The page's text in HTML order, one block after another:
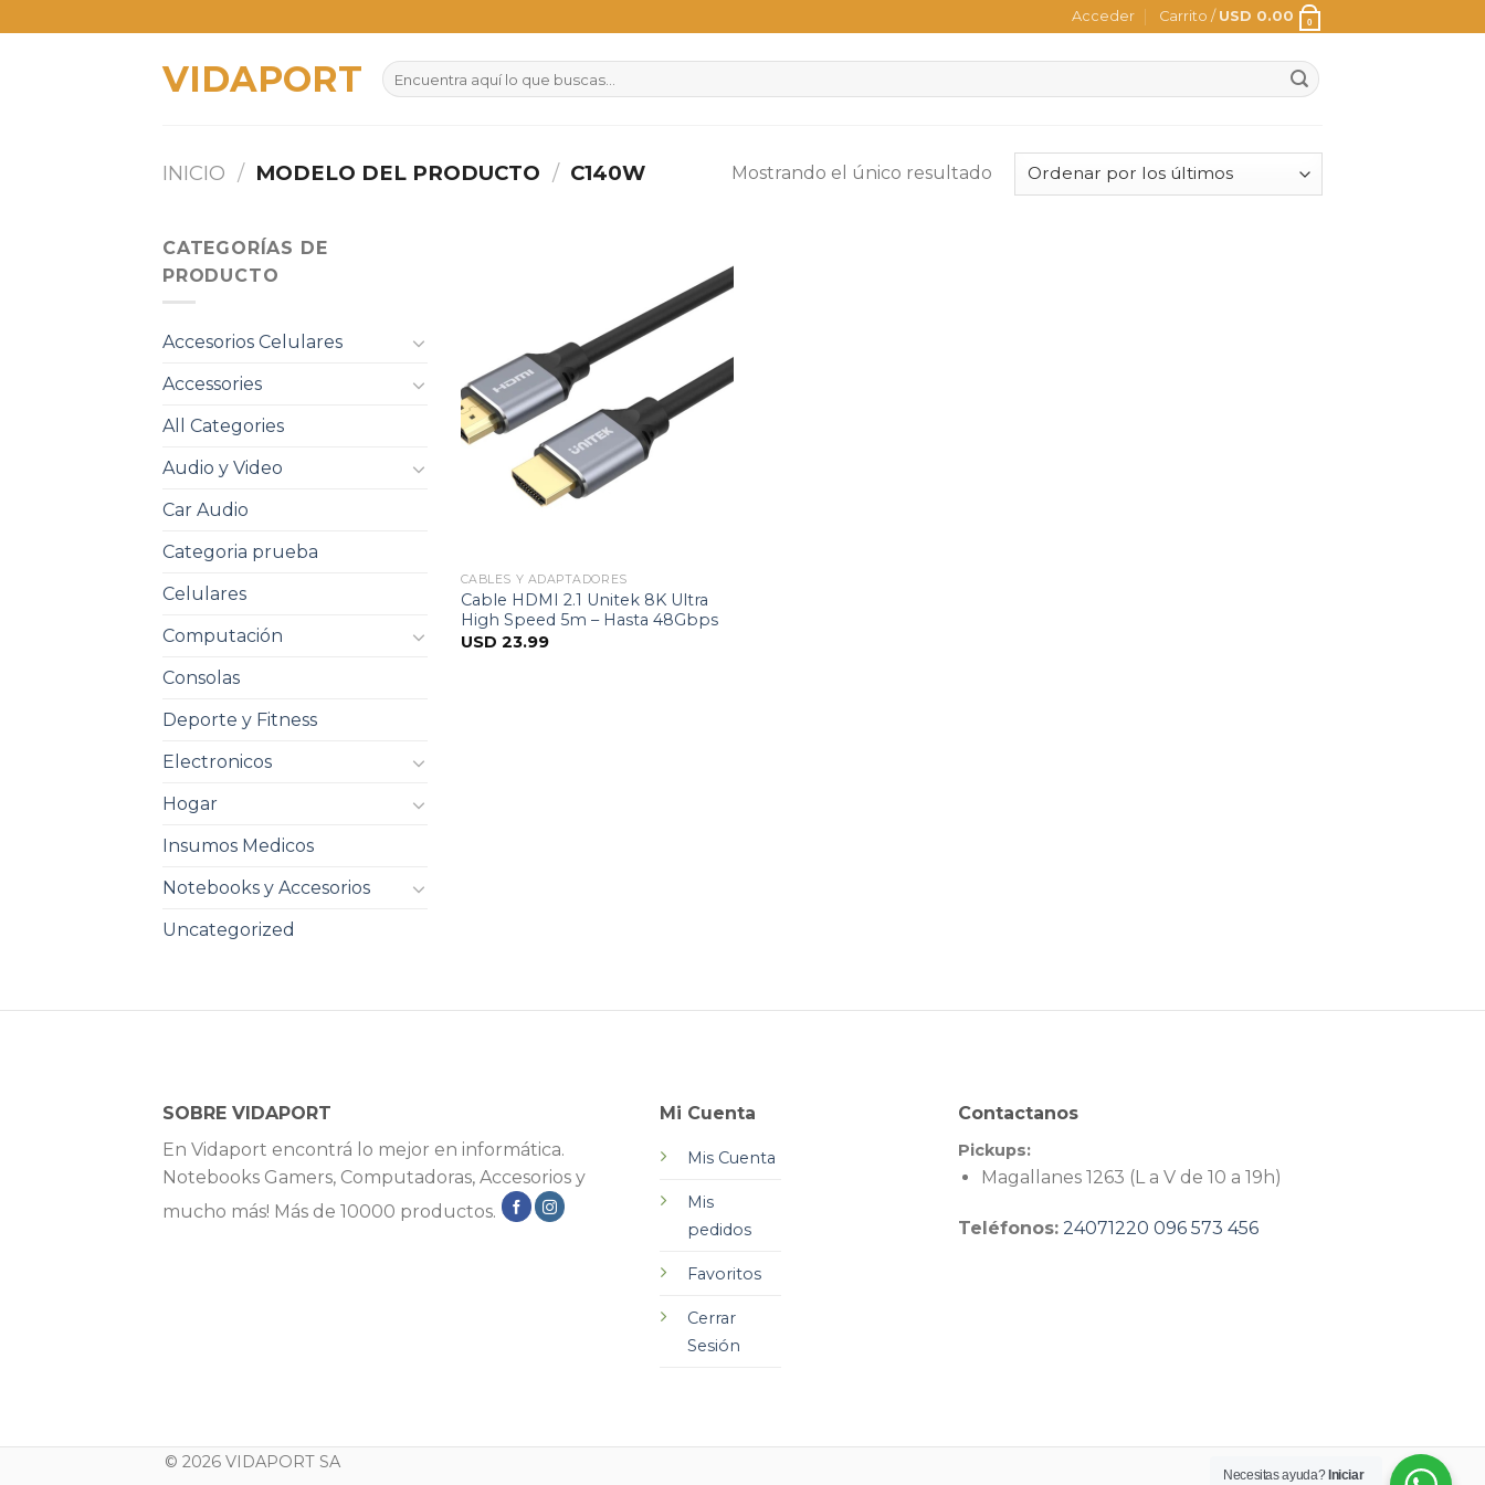
to
Acceder Carrito / USD 0.00 0
VIDAPORT
Buscar
por:
INICIO / MODELO DEL PRODUCTO / C140W Mostrando el único resultado
CATEGORÍAS DE
PRODUCTO
Accesorios Celulares
Accessories
All Categories
Audio y Video
Car Audio
Categoria prueba
Celulares
Computación
Consolas
Deporte y Fitness
Electronicos
Hogar
Insumos Medicos
Notebooks y Accesorios
Uncategorized
CABLES Y ADAPTADORES
Cable HDMI 2.1 Unitek 8K Ultra
High Speed 5m – Hasta 48Gbps
USD 23.99
SOBRE VIDAPORT
En Vidaport encontrá lo mejor en informática.
Notebooks Gamers, Computadoras, Accesorios y
mucho más! Más de 10000 productos.
Mi Cuenta
Mis Cuenta
Mis
pedidos
Favoritos
Cerrar
Sesión
Contactanos
Pickups:
Magallanes 1263 (L a V de 10 a 19h)
Teléfonos: 24071220 096 573 456
© 2026 VIDAPORT SA
Necesitas ayuda? Iniciar